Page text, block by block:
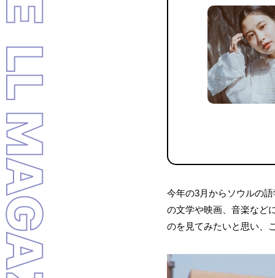
今年の3月からソウルの
の文学や映画、音楽など
のを見てみたいと思い、